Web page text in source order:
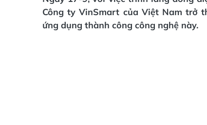
Công ty VinSmart của Việt Nam trở
ứng dụng thành công công nghệ này.